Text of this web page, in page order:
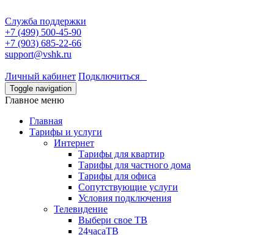
Служба поддержки
+7 (499) 500-45-90
+7 (903) 685-22-66
support@vshk.ru
Личный кабинет Подключиться
Toggle navigation
Главное меню
Главная
Тарифы и услуги
Интернет
Тарифы для квартир
Тарифы для частного дома
Тарифы для офиса
Сопутствующие услуги
Условия подключения
Телевидение
Выбери свое ТВ
24часаТВ